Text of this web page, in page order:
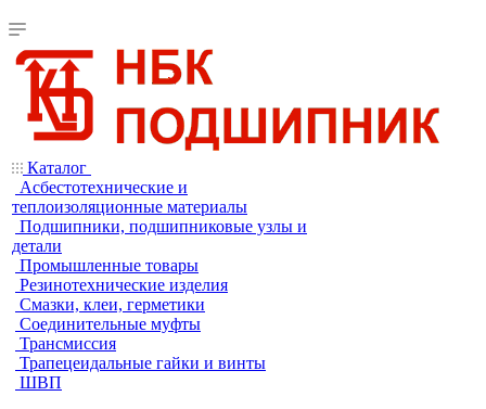
Каталог
Асбестотехнические и
теплоизоляционные материалы
Подшипники, подшипниковые узлы и
детали
Промышленные товары
Резинотехнические изделия
Смазки, клеи, герметики
Соединительные муфты
Трансмиссия
Трапецеидальные гайки и винты
ШВП